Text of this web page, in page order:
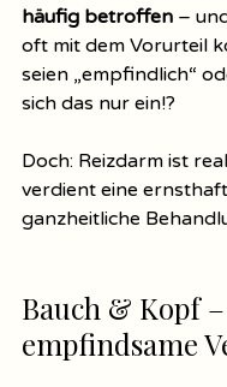
häufig betroffen –
oft mit dem Vorurteil
seien „empfindlich“
sich das nur ein!?
Doch: Reizdarm ist
verdient eine
ganzheitliche
Bauch & Kopf
empfindsame